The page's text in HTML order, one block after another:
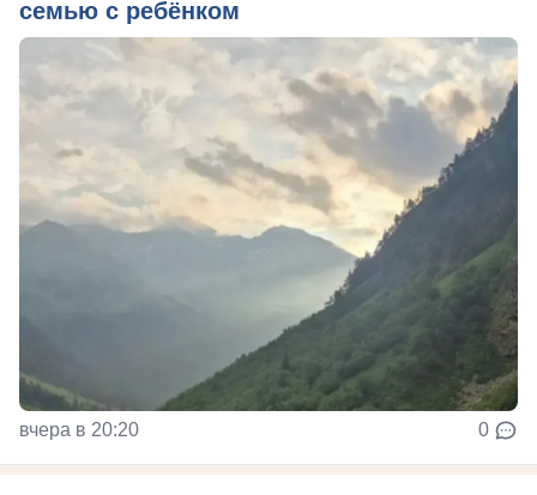
семью с ребёнком
вчера в 20:20 0